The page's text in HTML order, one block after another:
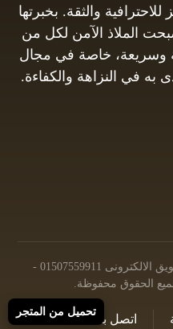
والثقة. بخبرتها
الملاذ الآمن لكل من
وسريعة، خاصة في مجال
به في النزاهة والكفاءة.
© حقوق النشر [شركه النمر للتسويق الالكترونى 01507559911 -
الحقوق محفوظة.
اتصل بنا
تحميل من المتجر